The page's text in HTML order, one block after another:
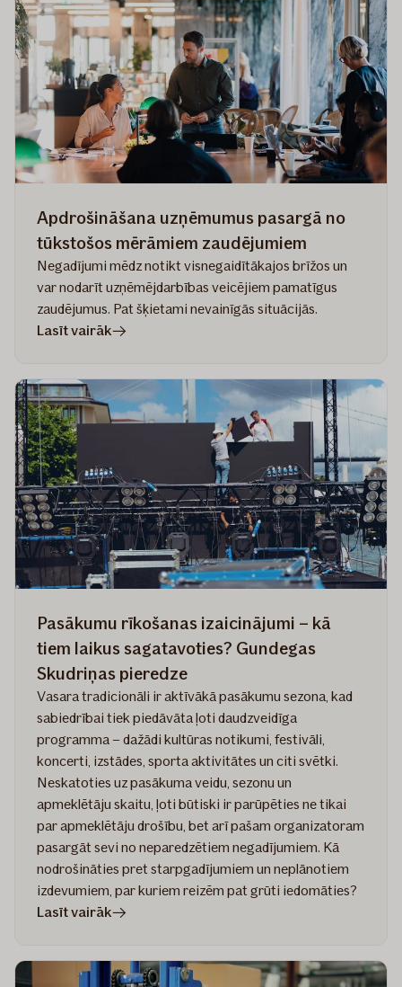
–
neatsverams
balsts
ražotājiem
neparedzētos
gadījumos
Apdrošināšana uzņēmumus pasargā no
tūkstošos mērāmiem zaudējumiem
Negadījumi mēdz notikt visnegaidītākajos brīžos un
var nodarīt uzņēmējdarbības veicējiem pamatīgus
zaudējumus. Pat šķietami nevainīgās situācijās.
Lasīt vairākrakstā
pasargā
no
zaudējumiem
Pasākumu rīkošanas izaicinājumi – kā
tiem laikus sagatavoties? Gundegas
Skudriņas pieredze
Vasara tradicionāli ir aktīvākā pasākumu sezona, kad
sabiedrībai tiek piedāvāta ļoti daudzveidīga
programma – dažādi kultūras notikumi, festivāli,
koncerti, izstādes, sporta aktivitātes un citi svētki.
Neskatoties uz pasākuma veidu, sezonu un
apmeklētāju skaitu, ļoti būtiski ir parūpēties ne tikai
par apmeklētāju drošību, bet arī pašam organizatoram
pasargāt sevi no neparedzētiem negadījumiem. Kā
nodrošināties pret starpgadījumiem un neplānotiem
izdevumiem, par kuriem reizēm pat grūti iedomāties?
Lasīt vairākrakstā
izaicinājumi